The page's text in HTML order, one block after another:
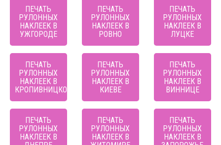
ПЕЧАТЬ
РУЛОННЫХ
НАКЛЕЕК В
УЖГОРОДЕ
ПЕЧАТЬ
РУЛОННЫХ
НАКЛЕЕК В
РОВНО
ПЕЧАТЬ
РУЛОННЫХ
НАКЛЕЕК В
ЛУЦКЕ
ПЕЧАТЬ
РУЛОННЫХ
НАКЛЕЕК В
КРОПИВНИЦКОМ
ПЕЧАТЬ
РУЛОННЫХ
НАКЛЕЕК В
КИЕВЕ
ПЕЧАТЬ
РУЛОННЫХ
НАКЛЕЕК В
ВИННИЦЕ
ПЕЧАТЬ
РУЛОННЫХ
НАКЛЕЕК В
ПЕЧАТЬ
РУЛОННЫХ
НАКЛЕЕК В
ПЕЧАТЬ
РУЛОННЫХ
НАКЛЕЕК В